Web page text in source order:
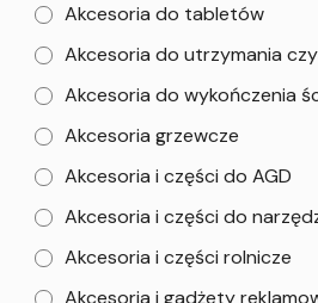
Akcesoria do tabletów
Akcesoria do utrzymania
Akcesoria do wykończenia
Akcesoria grzewcze
Akcesoria i części do AGD
Akcesoria i części do
Akcesoria i części rolnicze
Akcesoria i gadżety